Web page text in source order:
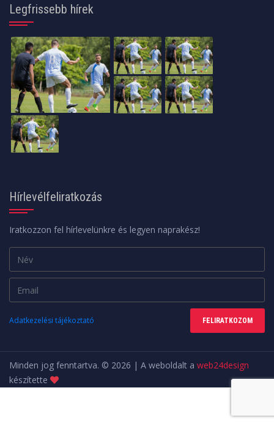
Legfrissebb hírek
Hírlevélfeliratkozás
Iratkozzon fel hírlevelünkre és legyen naprakész!
Adatkezelési tájékoztató FELIRATKOZOM
Minden jog fenntartva. © 2026 | A weboldalt a web24design
készítette